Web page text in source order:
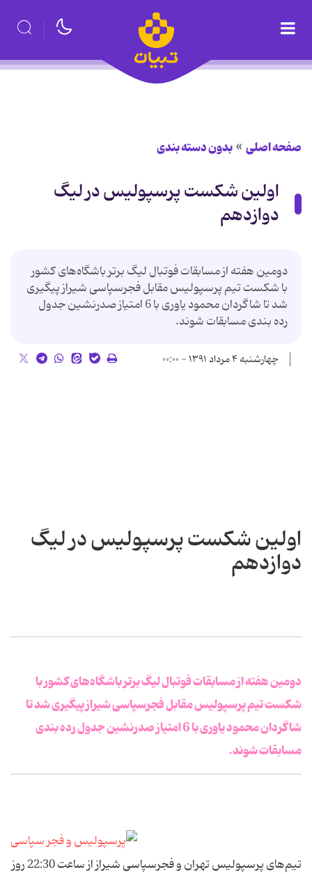
صفحه اصلی بدون دسته بندی
اولین شکست پرسپولیس در لیگ
دوازدهم
دومین هفته از مسابقات فوتبال لیگ برتر باشگاه‌های کشور
با شکست تیم پرسپولیس مقابل فجرسپاسی شیراز پیگیری
شد تا شاگردان محمود یاوری با 6 امتیاز صدرنشین جدول
رده بندی مسابقات شوند.
چهارشنبه ۴ مرداد ۱۳۹۱ - ۰۰:۰۰
اولین شکست پرسپولیس در لیگ
دوازدهم
دومین هفته از مسابقات فوتبال لیگ برتر باشگاه‌های کشور با
شکست تیم پرسپولیس مقابل فجرسپاسی شیراز پیگیری شد تا
شاگردان محمود یاوری با 6 امتیاز صدرنشین جدول رده بندی
مسابقات شوند.
تیم‌های پرسپولیس تهران و فجرسپاسی شیراز از ساعت 22:30 روز